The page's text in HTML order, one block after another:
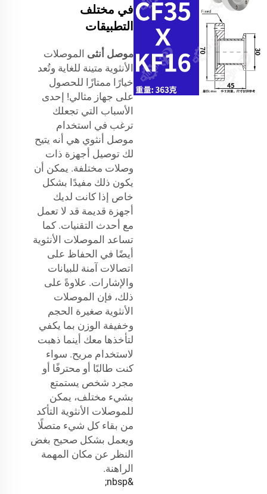
في مختلف
التطبيقات
موصل أنثى الموصلات
الأنثوية متينة للغاية وتُعد
خيارًا ممتازًا للحصول
على جهاز مثالي! إحدى
الأسباب التي تجعلك
ترغب في استخدام
موصل أنثوي هي أنه يتيح
لك توصيل أجهزة ذات
وصلات مختلفة. يمكن أن
يكون ذلك مفيدًا بشكل
خاص إذا كانت لديك
أجهزة قديمة قد لا تعمل
مع أحدث التقنيات. كما
تساعد الموصلات الأنثوية
أيضًا في الحفاظ على
اتصالات آمنة للبيانات
والإشارات. علاوةً على
ذلك، فإن الموصلات
الأنثوية صغيرة الحجم
وخفيفة الوزن بما يكفي
لتأخذها معك أينما ذهبت
لاستخدام مريح. سواء
كنت طالبًا أو محترفًا أو
مجرد شخص يستمتع
بشيء مختلف، يمكن
للموصلات الأنثوية التأكد
من بقاء كل شيء متصلًا
ويعمل بشكل صحيح بغض
النظر عن مكان المهمة
الراهنة.
&nbsp;